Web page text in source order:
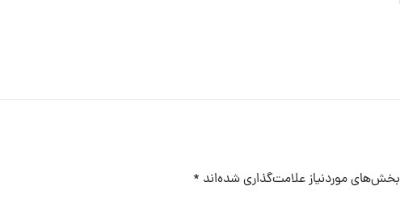
بخش‌های موردنیاز علامت‌گذاری شده‌اند *